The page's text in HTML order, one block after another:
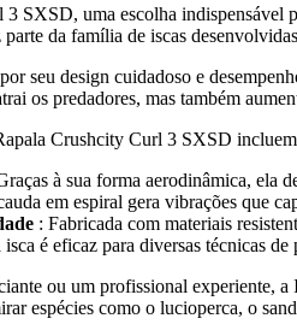
SXSD, uma escolha indispensável
da família de iscas
seu design cuidadoso e
os predadores, mas também
Crushcity Curl 3 SXSD
à sua forma aerodinâmica, ela
em espiral gera vibrações que
: Fabricada com materiais
isca é eficaz para diversas técnicas
ou um profissional experiente,
espécies como o lucioperca, o